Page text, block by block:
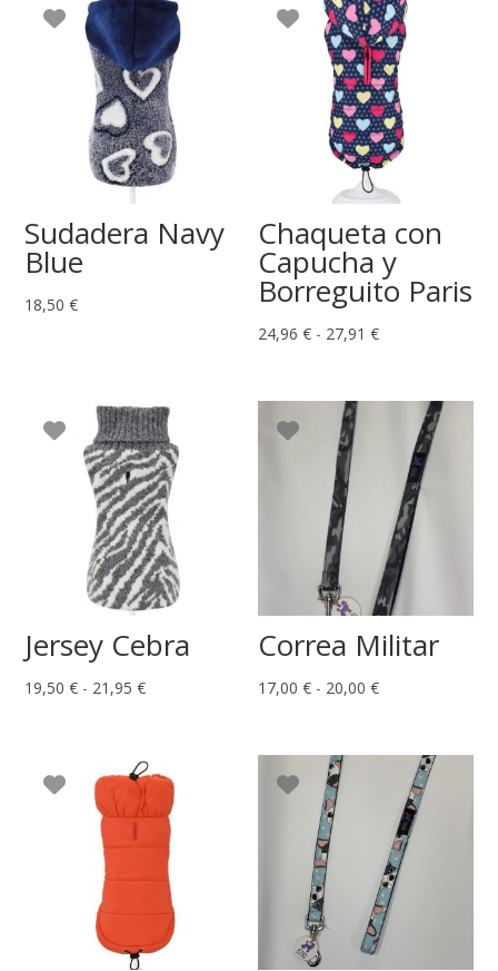
Sudadera Navy
Blue
18,50€
Chaqueta con
Capucha y
Borreguito Paris
24,96€ - 27,91€Rango
desde
24,96 €
hasta
27,91 €
Jersey Cebra
19,50€ - 21,95€Rango
desde
19,50 €
hasta
21,95 €
Correa Militar
17,00€ - 20,00€Rango
desde
17,00 €
hasta
20,00 €